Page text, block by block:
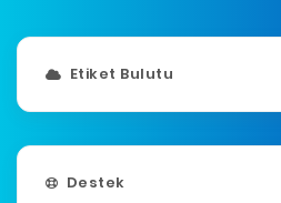
Etiket Bulutu
Destek